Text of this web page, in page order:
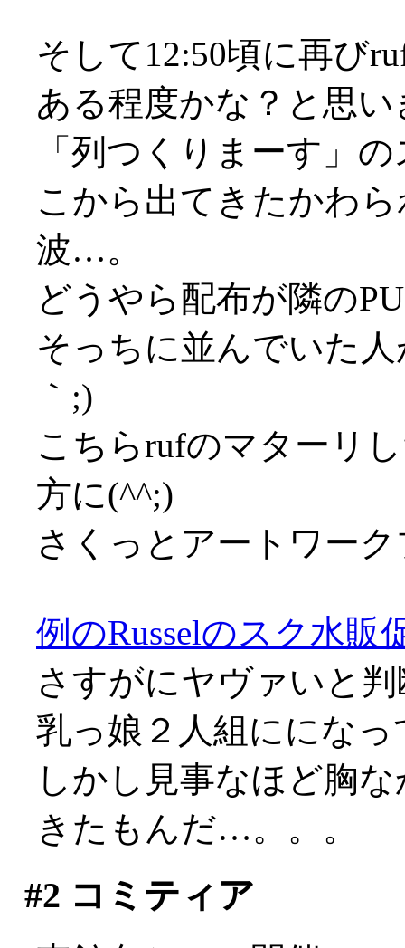
そして12:50頃に再び
ある程度かな？と思
「列つくりまーす」
こから出てきたかわ
波…。
どうやら配布が隣の
そっちに並んでいた
｀;)
こちらrufのマターリ
方に(^^;)
さくっとアートワー
例のRusselのスク水販
さすがにヤヴァいと
乳っ娘２人組ににな
しかし見事なほど胸
きたもんだ…。。。
#2 コミティア